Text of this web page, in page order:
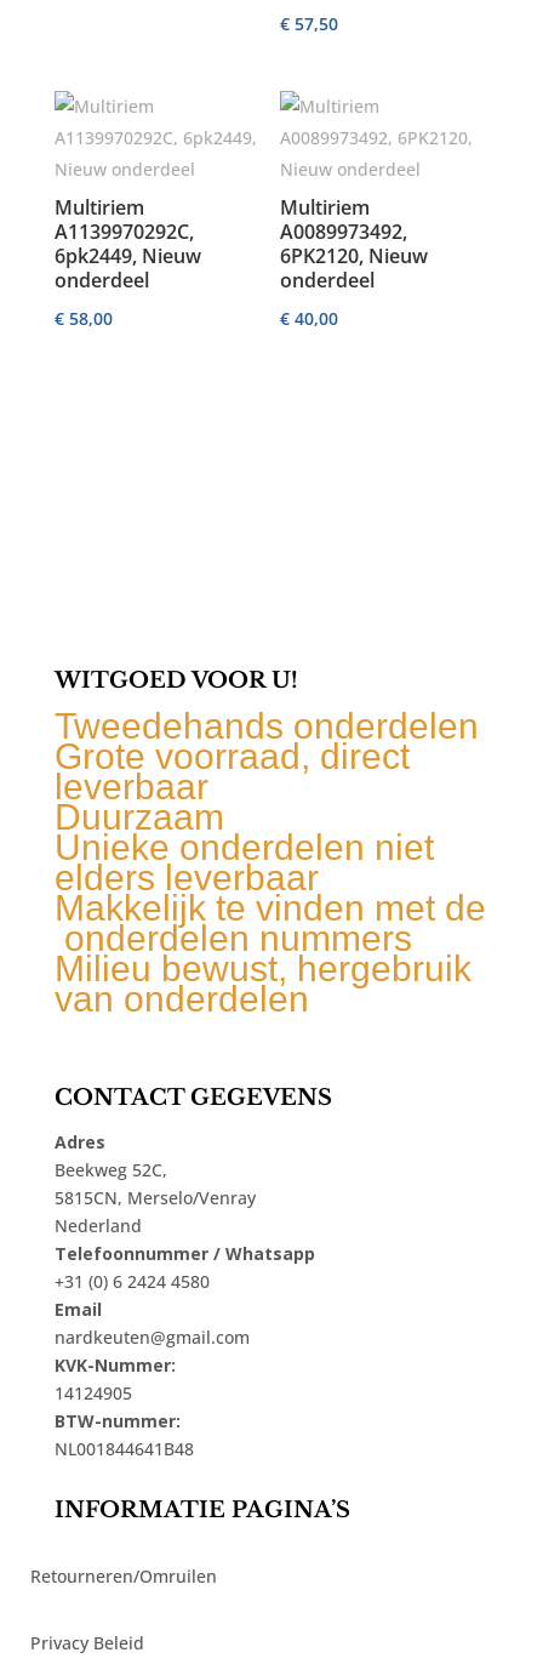
€ 57,50
Multiriem
A1139970292C,
6pk2449, Nieuw
onderdeel
€58,00
Multiriem
A0089973492,
6PK2120, Nieuw
onderdeel
€ 40,00
WITGOED VOOR U!
Tweedehands onderdelen
Grote voorraad, direct
leverbaar
Duurzaam
Unieke onderdelen niet
elders leverbaar
Makkelijk te vinden met de
onderdelen nummers
Milieu bewust, hergebruik
van onderdelen
CONTACT GEGEVENS
Adres
Beekweg 52C,
5815CN, Merselo/Venray
Nederland
Telefoonnummer / Whatsapp
+31 (0) 6 2424 4580
Email
nardkeuten@gmail.com
KVK-Nummer:
14124905
BTW-nummer:
NL001844641B48
INFORMATIE PAGINA’S
Retourneren/Omruilen
Privacy Beleid